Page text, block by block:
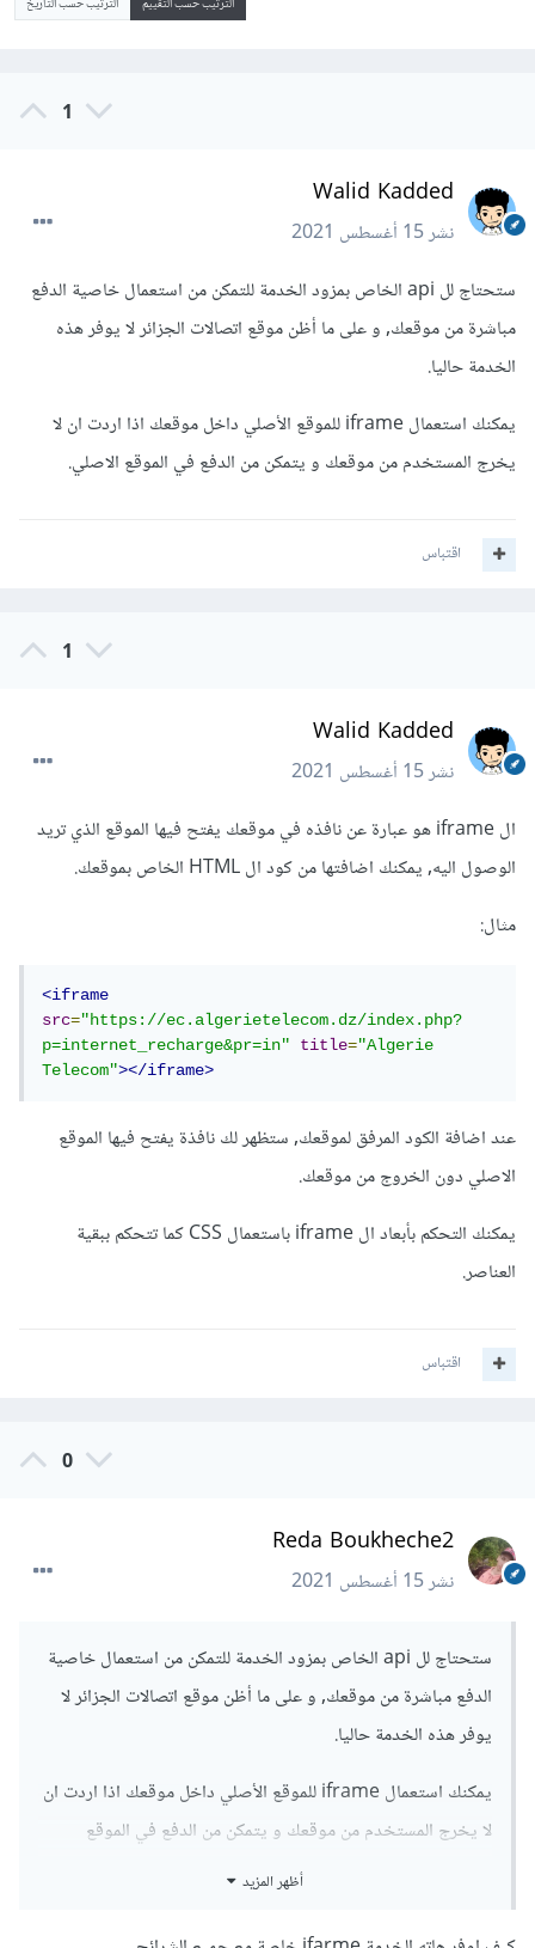
الترتيب حسب التقييم الترتيب حسب التاريخ
1
Walid Kadded
نشر15 أغسطس 2021
ستحتاج لل api الخاص بمزود الخدمة للتمكن من استعمال خاصية الدفع
مباشرة من موقعك, و على ما أظن موقع اتصالات الجزائر لا يوفر هذه
الخدمة حاليا.
يمكنك استعمال iframe للموقع الأصلي داخل موقعك اذا اردت ان لا
يخرج المستخدم من موقعك و يتمكن من الدفع في الموقع الاصلي.
اقتباس
1
Walid Kadded
نشر15 أغسطس 2021
ال iframe هو عبارة عن نافذه في موقعك يفتح فيها الموقع الذي تريد
الوصول اليه, يمكنك اضافتها من كود ال HTML الخاص بموقعك.
مثال:
<iframe
src="https://ec.algerietelecom.dz/index.php?
p=internet_recharge&pr=in"
title="Algerie
Telecom"></iframe>
عند اضافة الكود المرفق لموقعك, ستظهر لك نافذة يفتح فيها الموقع
الاصلي دون الخروج من موقعك.
يمكنك التحكم بأبعاد ال iframe باستعمال CSS كما تتحكم ببقية
العناصر.
اقتباس
0
Reda Boukheche2
نشر15 أغسطس 2021
ستحتاج لل api الخاص بمزود الخدمة للتمكن من استعمال خاصية
الدفع مباشرة من موقعك, و على ما أظن موقع اتصالات الجزائر لا
يوفر هذه الخدمة حاليا.
يمكنك استعمال iframe للموقع الأصلي داخل موقعك اذا اردت ان
لا يخرج المستخدم من موقعك و يتمكن من الدفع في الموقع
أظهر المزيد